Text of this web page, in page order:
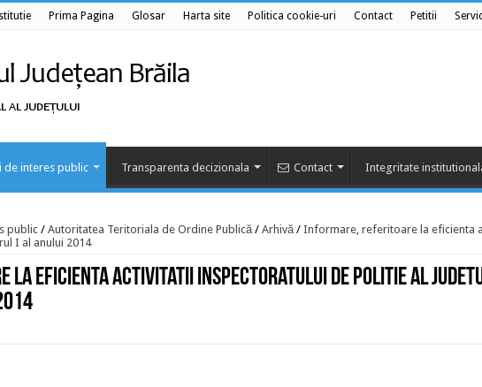
Prima Pagina Glosar Harta site Politica cookie-uri Contact Petitii
interes public Transparenta decizionala Contact Integritate
public / Autoritatea Teritoriala de Ordine Publică / Arhivă / Informare, referitoare la eficienta
I al anului 2014
eficienta activitatii Inspectoratului de Politie al